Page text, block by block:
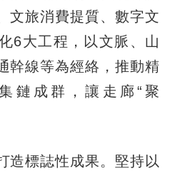
文旅消費提質、數字文
6大工程，以文脈、山
幹線等為經絡，推動精
鏈成群，讓走廊“聚
標誌性成果。堅持以